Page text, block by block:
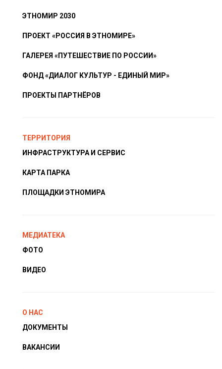
ЭТНОМИР 2030
ПРОЕКТ «РОССИЯ В ЭТНОМИРЕ»
ГАЛЕРЕЯ «ПУТЕШЕСТВИЕ ПО РОССИИ»
ФОНД «ДИАЛОГ КУЛЬТУР - ЕДИНЫЙ МИР»
ПРОЕКТЫ ПАРТНЁРОВ
ТЕРРИТОРИЯ
ИНФРАСТРУКТУРА И СЕРВИС
КАРТА ПАРКА
ПЛОЩАДКИ ЭТНОМИРА
МЕДИАТЕКА
ФОТО
ВИДЕО
О НАС
ДОКУМЕНТЫ
ВАКАНСИИ